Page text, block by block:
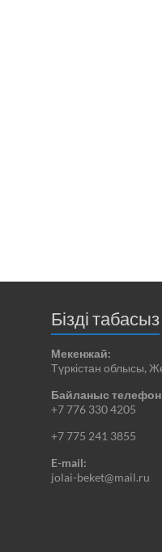
Бізді табасыз
Мекенжай:
Түркістан облысы,
Байланыс
+7 776 330 4205
+7 775 241 3855
E-mail:
jolai-beket@mail.ru